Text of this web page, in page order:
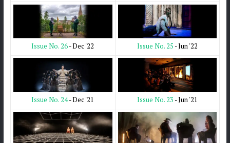
Issue No. 26- Dec '22 Issue No. 25 - Jun '22
Issue No. 24- Dec '21 Issue No. 23 - Jun '21